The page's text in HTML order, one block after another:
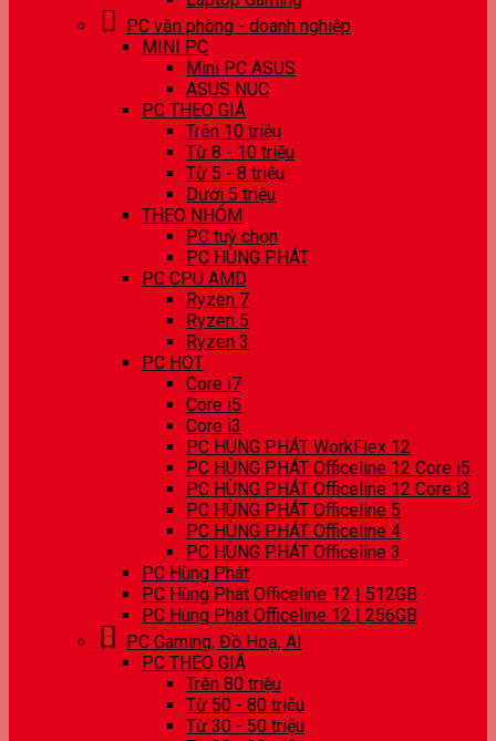
PC văn phòng - doanh nghiệp
MINI PC
Mini PC ASUS
ASUS NUC
PC THEO GIÁ
Trên 10 triệu
Từ 8 - 10 triệu
Từ 5 - 8 triệu
Dưới 5 triệu
THEO NHÓM
PC tuỳ chọn
PC HÙNG PHÁT
PC CPU AMD
Ryzen 7
Ryzen 5
Ryzen 3
PC HOT
Core i7
Core i5
Core i3
PC HÙNG PHÁT WorkFlex 12
PC HÙNG PHÁT Officeline 12 Core i5
PC HÙNG PHÁT Officeline 12 Core i3
PC HÙNG PHÁT Officeline 5
PC HÙNG PHÁT Officeline 4
PC HÙNG PHÁT Officeline 3
PC Hùng Phát
PC Hùng Phát Officeline 12 | 512GB
PC Hùng Phát Officeline 12 | 256GB
PC Gaming, Đồ Hoạ, AI
PC THEO GIÁ
Trên 80 triệu
Từ 50 - 80 triệu
Từ 30 - 50 triệu